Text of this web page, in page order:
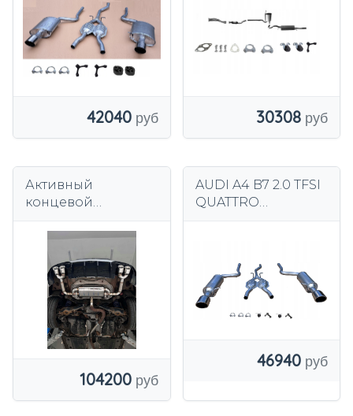
глушитель ki-
100mm
42040
ГЛУШИТЕЛЕЙ
КОНЦОВАЯ
ЦЕНТРАЛЬНАЯ
30308
Активный
концевой
104200
AUDI A4 B7 2.0 TFSI
QUATTRO
100mm
46940